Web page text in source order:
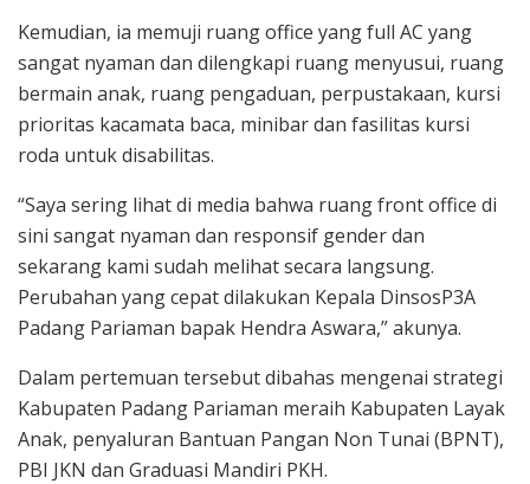
Kemudian, ia memuji ruang office yang full AC yang
sangat nyaman dan dilengkapi ruang menyusui, ruang
bermain anak, ruang pengaduan, perpustakaan, kursi
prioritas kacamata baca, minibar dan fasilitas kursi
roda untuk disabilitas.
“Saya sering lihat di media bahwa ruang front office di
sini sangat nyaman dan responsif gender dan
sekarang kami sudah melihat secara langsung.
Perubahan yang cepat dilakukan Kepala DinsosP3A
Padang Pariaman bapak Hendra Aswara,” akunya.
Dalam pertemuan tersebut dibahas mengenai strategi
Kabupaten Padang Pariaman meraih Kabupaten Layak
Anak, penyaluran Bantuan Pangan Non Tunai (BPNT),
PBI JKN dan Graduasi Mandiri PKH.